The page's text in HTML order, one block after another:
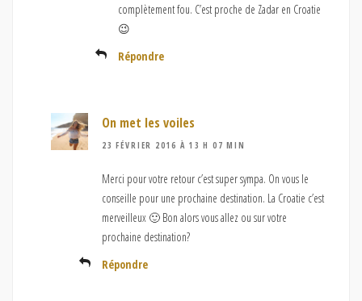
complètement fou. C’est proche de Zadar en Croatie
😉
Répondre
On met les voiles
23 FÉVRIER 2016 À 13 H 07 MIN
Merci pour votre retour c’est super sympa. On vous le
conseille pour une prochaine destination. La Croatie c’est
merveilleux 🙂 Bon alors vous allez ou sur votre
prochaine destination?
Répondre